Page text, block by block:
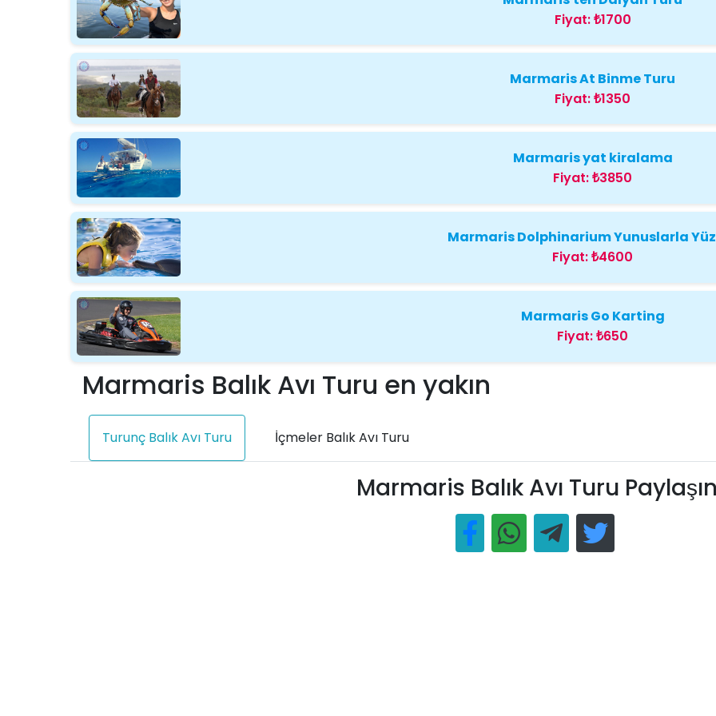
Fiyat:₺1700
Marmaris At Binme Turu
Fiyat:₺1350
Marmaris yat kiralama
Fiyat:₺3850
Marmaris Dolphinarium Yunuslarla
Fiyat:₺4600
Marmaris Go Karting
Fiyat:₺650
Marmaris Balık Avı Turu en yakın
Turunç Balık Avı Turu İçmeler Balık Avı Turu
Marmaris Balık Avı Turu